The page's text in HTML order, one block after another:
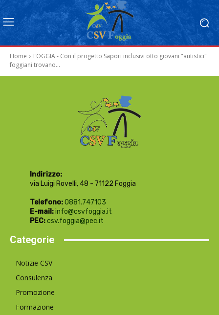
Home
FOGGIA - Con il progetto Sapori inclusivi otto giovani "autistici"
foggiani trovano...
Indirizzo:
via Luigi Rovelli, 48 - 71122 Foggia
Telefono:0881.747103
E-mail:info@csvfoggia.it
PEC:csv.foggia@pec.it
Categorie
Notizie CSV
Consulenza
Promozione
Formazione